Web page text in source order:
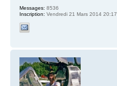
Messages: 8536
Inscription: Vendredi 21 Mars 2014 20:17